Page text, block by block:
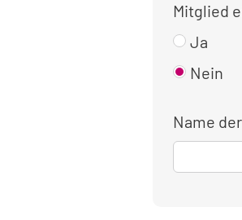
Mitglied
Ja
Nein
Name